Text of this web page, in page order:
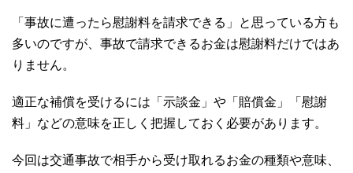
「事故に遭ったら慰謝料を請求できる」と思っている方も
多いのですが、事故で請求できるお金は慰謝料だけではあ
りません。
適正な補償を受けるには「示談金」や「賠償金」「慰謝
料」などの意味を正しく把握しておく必要があります。
今回は交通事故で相手から受け取れるお金の種類や意味、